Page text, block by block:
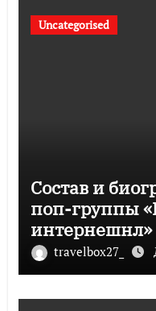
Uncategorised
Состав и
поп-группы
интернешнл»
музыка и
travelbox27_